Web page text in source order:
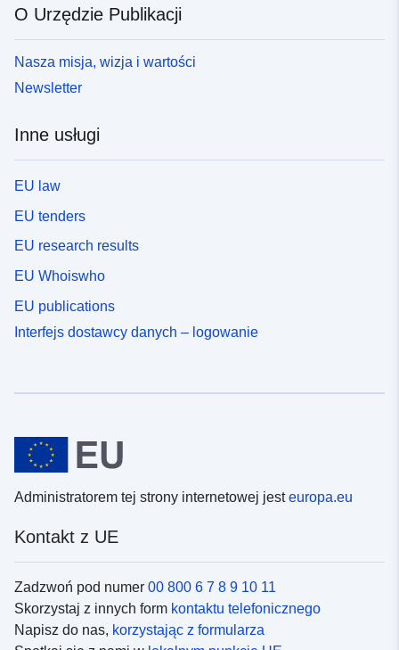
O Urzędzie Publikacji
Nasza misja, wizja i wartości
Newsletter
Inne usługi
EU law
EU tenders
EU research results
EU Whoiswho
EU publications
Interfejs dostawcy danych – logowanie
Administratorem tej strony internetowej jesteuropa.eu
Kontakt z UE
Zadzwoń pod numer 00 800 6 7 8 9 10 11
Skorzystaj z innych form kontaktu telefonicznego
Napisz do nas, korzystając z formularza